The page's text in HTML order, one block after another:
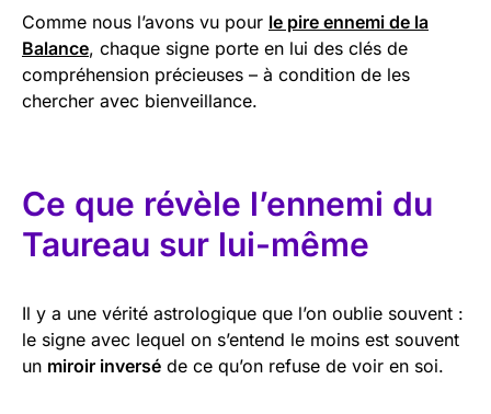
Comme nous l’avons vu pour le pire ennemi de la
Balance, chaque signe porte en lui des clés de
compréhension précieuses – à condition de les
chercher avec bienveillance.
Ce que révèle l’ennemi du
Taureau sur lui-même
Il y a une vérité astrologique que l’on oublie souvent :
le signe avec lequel on s’entend le moins est souvent
un miroir inversé de ce qu’on refuse de voir en soi.